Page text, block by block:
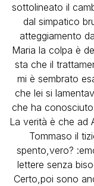
sottolineato il
dal simpatico
atteggiamento
Maria la colpa è
sta che il
mi è sembrato
che lei si
che ha conosciuto
La verità è che ad
Tommaso il
spento,vero?
lettere senza
Certo,poi sono